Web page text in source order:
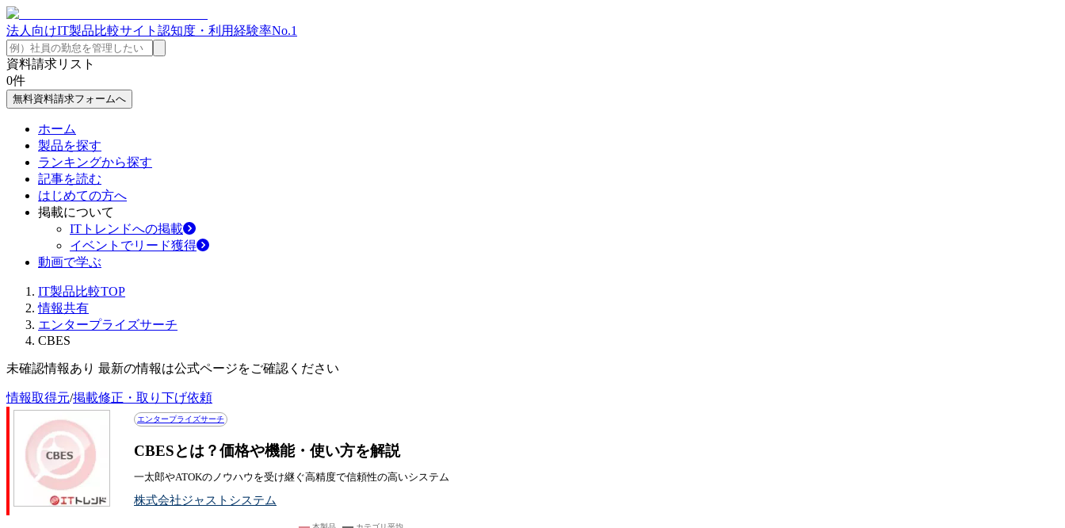
法人向けIT製品比較サイト 認知度・利用経験率No.1
資料請求リスト
0件
無料資料請求フォームへ
ホーム
製品を探す
ランキングから探す
記事を読む
はじめての方へ
掲載について
ITトレンドへの掲載
イベントでリード獲得
動画で学ぶ
IT製品比較TOP
情報共有
エンタープライズサーチ
CBES
未確認情報あり 最新の情報は公式ページをご確認ください
情報取得元/掲載修正・取り下げ依頼
エンタープライズサーチ
CBESとは？価格や機能・使い方を解説
一太郎やATOKのノウハウを受け継ぐ高精度で信頼性の高いシステム
株式会社ジャストシステム